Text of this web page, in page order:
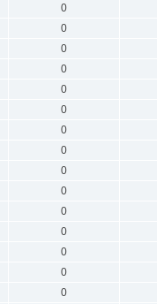
0
0
0
0
0
0
0
0
0
0
0
0
0
0
0